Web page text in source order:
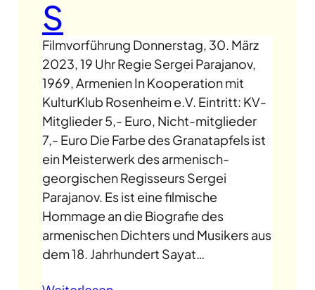
S
Filmvorführung Donnerstag, 30. März
2023, 19 Uhr Regie Sergei Parajanov,
1969, Armenien In Kooperation mit
KulturKlub Rosenheim e.V. Eintritt: KV-
Mitglieder 5,- Euro, Nicht-mitglieder
7,- Euro Die Farbe des Granatapfels ist
ein Meisterwerk des armenisch-
georgischen Regisseurs Sergei
Parajanov. Es ist eine filmische
Hommage an die Biografie des
armenischen Dichters und Musikers aus
dem 18. Jahrhundert Sayat…